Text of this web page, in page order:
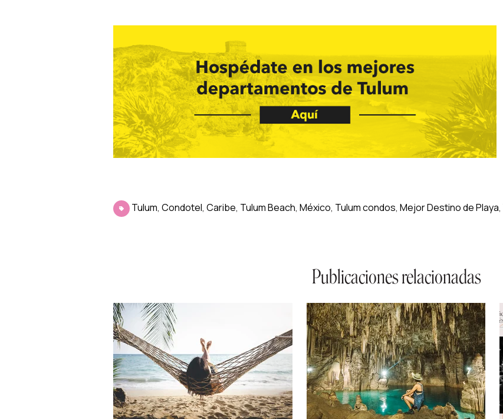
Tulum, Condotel, Caribe, Tulum Beach, México, Tulum condos, Mejor Destino de Playa,
Publicaciones relacionadas